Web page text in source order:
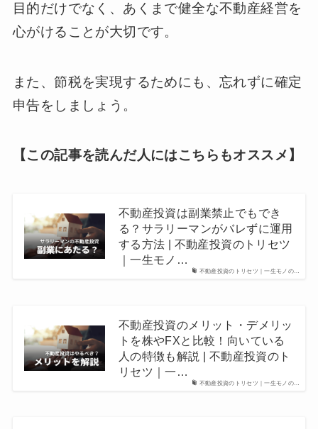
目的だけでなく、あくまで健全な不動産経営を
心がけることが大切です。
また、節税を実現するためにも、忘れずに確定
申告をしましょう。
【この記事を読んだ人にはこちらもオススメ】
不動産投資のトリセツ｜一生モノの…
不動産投資は副業禁止でもでき
る？サラリーマンがバレずに運用
する方法 | 不動産投資のトリセツ
｜一生モノ…
不動産投資のトリセツ｜一生モノの…
不動産投資のメリット・デメリッ
トを株やFXと比較！向いている
人の特徴も解説 | 不動産投資のト
リセツ｜一…